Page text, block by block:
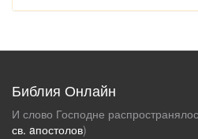
Библия Онлайн
И слово Господне
св. aпостолов)